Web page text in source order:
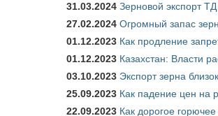
31.03.2024 Зерновой экспорт
27.02.2024 Огромный запас
01.12.2023 Как продление
01.12.2023 Казахстан: Власти
03.10.2023 Экспорт зерна
25.09.2023 Как падение цен на
22.09.2023 Как дорогое